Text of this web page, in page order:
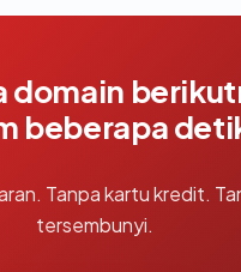
domain
beberapa
Tanpa kartu kredit.
tersembunyi.